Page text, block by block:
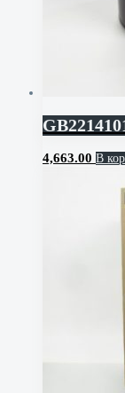
4,663.00 В